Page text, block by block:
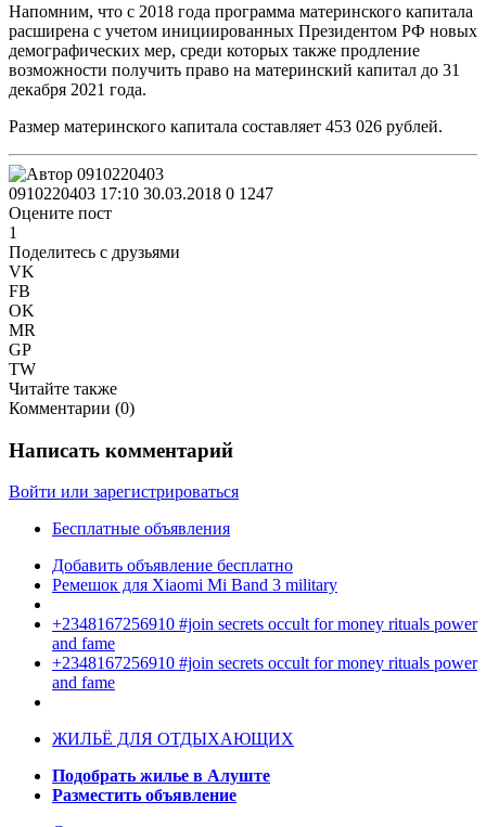
Напомним, что с 2018 года программа материнского капитала
расширена с учетом инициированных Президентом РФ новых
демографических мер, среди которых также продление
возможности получить право на материнский капитал до 31
декабря 2021 года.
Размер материнского капитала составляет 453 026 рублей.
0910220403 17:10 30.03.2018 0 1247
Оцените пост
1
Поделитесь с друзьями
VK
FB
OK
MR
GP
TW
Читайте также
Комментарии (0)
Написать комментарий
Войти или зарегистрироваться
Бесплатные объявления
Добавить объявление бесплатно
Ремешок для Xiaomi Mi Band 3 military
+2348167256910 #join secrets occult for money rituals power
and fame
+2348167256910 #join secrets occult for money rituals power
and fame
ЖИЛЬЁ ДЛЯ ОТДЫХАЮЩИХ
Подобрать жилье в Алуште
Разместить объявление